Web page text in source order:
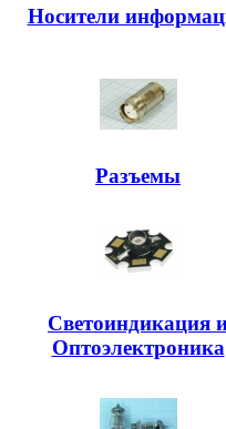
Носители
Разъемы
Светоиндикация
Оптоэлектроника